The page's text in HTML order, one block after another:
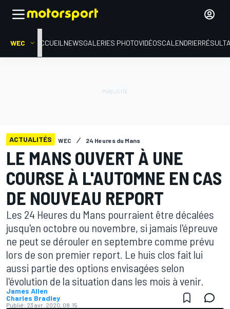
WEC ACCUEIL NEWSGALERIES PHOTOVIDÉOSCALENDRIER
ACTUALITÉS WEC 24 Heures du Mans
LE MANS OUVERT À UNE
COURSE À L'AUTOMNE EN CAS
DE NOUVEAU REPORT
Les 24 Heures du Mans pourraient être décalées
jusqu'en octobre ou novembre, si jamais l'épreuve
ne peut se dérouler en septembre comme prévu
lors de son premier report. Le huis clos fait lui
aussi partie des options envisagées selon
l'évolution de la situation dans les mois à venir.
James Allen
Charles Bradley
Publié: 23 avr. 2020, 08:15